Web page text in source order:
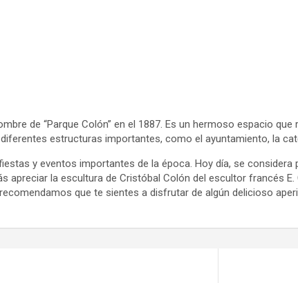
de “Parque Colón” en el 1887. Es un hermoso espacio
estructuras importantes, como el ayuntamiento, la
y eventos importantes de la época. Hoy día, se
apreciar la escultura de Cristóbal Colón del escultor francés
que te sientes a disfrutar de algún delicioso